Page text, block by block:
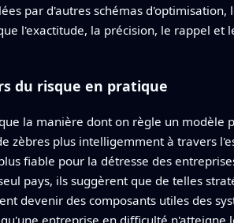
par d'autres schémas
l'exactitude, la précision, le rappel et
du risque en pratique
la manière dont on règle un
zèbres plus intelligemment à travers
fiable pour la détresse des
pays, ils suggèrent que de telles
devenir des composants utiles des
entreprise en difficulté n'atteigne